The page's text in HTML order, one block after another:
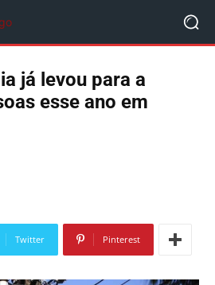
já levou para a
esse ano em
Twitter Pinterest